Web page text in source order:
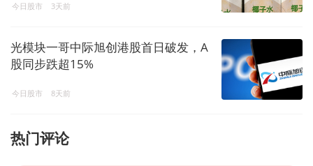
今日股市 3天前
光模块一哥中际旭创港股首日破发，A
股同步跌超15%
今日股市 8天前
热门评论